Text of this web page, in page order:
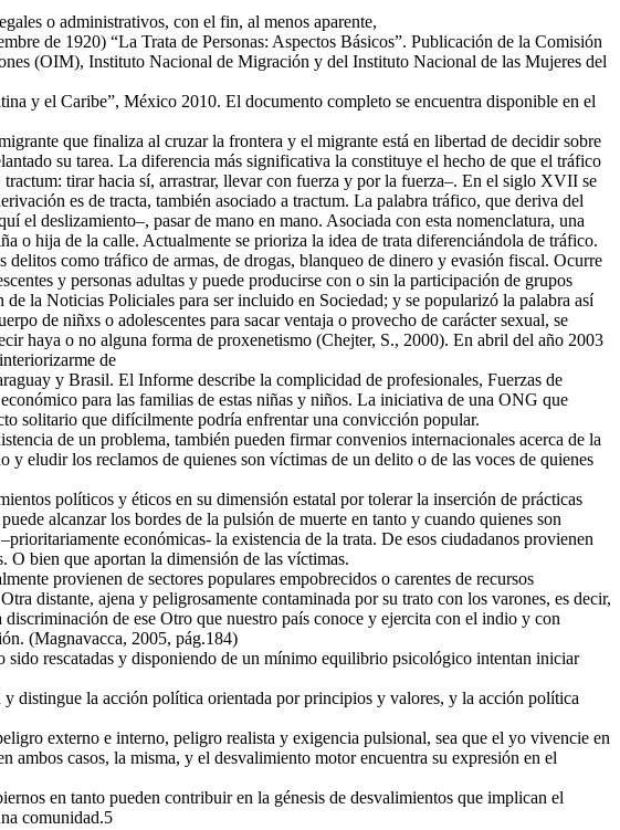
o administrativos, con el fin, al menos aparente,
de 1920) “La Trata de Personas: Aspectos Básicos”. Publicación de la Comisión
(OIM), Instituto Nacional de Migración y del Instituto Nacional de las Mujeres del
y el Caribe”, México 2010. El documento completo se encuentra disponible en el
que finaliza al cruzar la frontera y el migrante está en libertad de decidir sobre
su tarea. La diferencia más significativa la constituye el hecho de que el tráfico
tirar hacia sí, arrastrar, llevar con fuerza y por la fuerza–. En el siglo XVII se
es de tracta, también asociado a tractum. La palabra tráfico, que deriva del
el deslizamiento–, pasar de mano en mano. Asociada con esta nomenclatura, una
o hija de la calle. Actualmente se prioriza la idea de trata diferenciándola de tráfico.
como tráfico de armas, de drogas, blanqueo de dinero y evasión fiscal. Ocurre
y personas adultas y puede producirse con o sin la participación de grupos
la Noticias Policiales para ser incluido en Sociedad; y se popularizó la palabra así
de niñxs o adolescentes para sacar ventaja o provecho de carácter sexual, se
haya o no alguna forma de proxenetismo (Chejter, S., 2000). En abril del año 2003
de
y Brasil. El Informe describe la complicidad de profesionales, Fuerzas de
para las familias de estas niñas y niños. La iniciativa de una ONG que
solitario que difícilmente podría enfrentar una convicción popular.
de un problema, también pueden firmar convenios internacionales acerca de la
eludir los reclamos de quienes son víctimas de un delito o de las voces de quienes
políticos y éticos en su dimensión estatal por tolerar la inserción de prácticas
alcanzar los bordes de la pulsión de muerte en tanto y cuando quienes son
económicas- la existencia de la trata. De esos ciudadanos provienen
O bien que aportan la dimensión de las víctimas.
provienen de sectores populares empobrecidos o carentes de recursos
distante, ajena y peligrosamente contaminada por su trato con los varones, es decir,
de ese Otro que nuestro país conoce y ejercita con el indio y con
(Magnavacca, 2005, pág.184)
sido rescatadas y disponiendo de un mínimo equilibrio psicológico intentan iniciar
distingue la acción política orientada por principios y valores, y la acción política
externo e interno, peligro realista y exigencia pulsional, sea que el yo vivencie en
ambos casos, la misma, y el desvalimiento motor encuentra su expresión en el
en tanto pueden contribuir en la génesis de desvalimientos que implican el
comunidad.5